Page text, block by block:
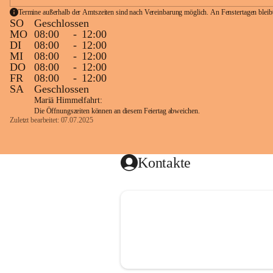
Termine außerhalb der Amtszeiten sind nach Vereinbarung möglich. An Fenstertagen
SO
Geschlossen
MO 08:00 - 12:00
DI
08:00 - 12:00
MI
08:00 - 12:00
DO
08:00 - 12:00
FR
08:00 - 12:00
SA
Geschlossen
Mariä Himmelfahrt:
Die Öffnungszeiten können an diesem Feiertag abweichen.
Zuletzt bearbeitet: 07.07.2025
Kontakte